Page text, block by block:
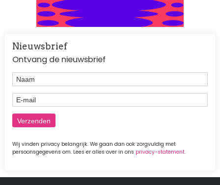
Nieuwsbrief
Ontvang de nieuwsbrief
Naam
E-mail
Wij vinden privacy belangrijk. We gaan dan ook zorgvuldig met
persoonsgegevens om. Lees er alles over in ons privacy-statement.